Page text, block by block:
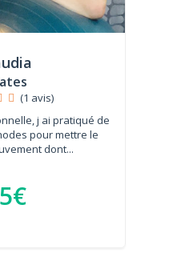
(1 avis)
j ai pratiqué de
pour mettre le
dont...